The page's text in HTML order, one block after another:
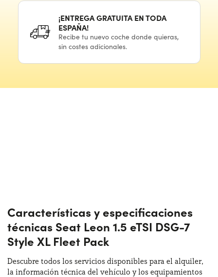
¡ENTREGA GRATUITA EN TODA
ESPAÑA!
Recibe tu nuevocoche donde quieras,
sin costes adicionales.
Características y especificaciones
técnicas Seat Leon 1.5 eTSI DSG-7
Style XL Fleet Pack
Descubre todos los servicios disponibles para el alquiler,
la información técnica del vehículo y los equipamientos